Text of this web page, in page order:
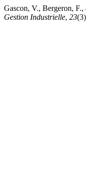
Gascon, V., Bergeron,
Gestion Industrielle, 23